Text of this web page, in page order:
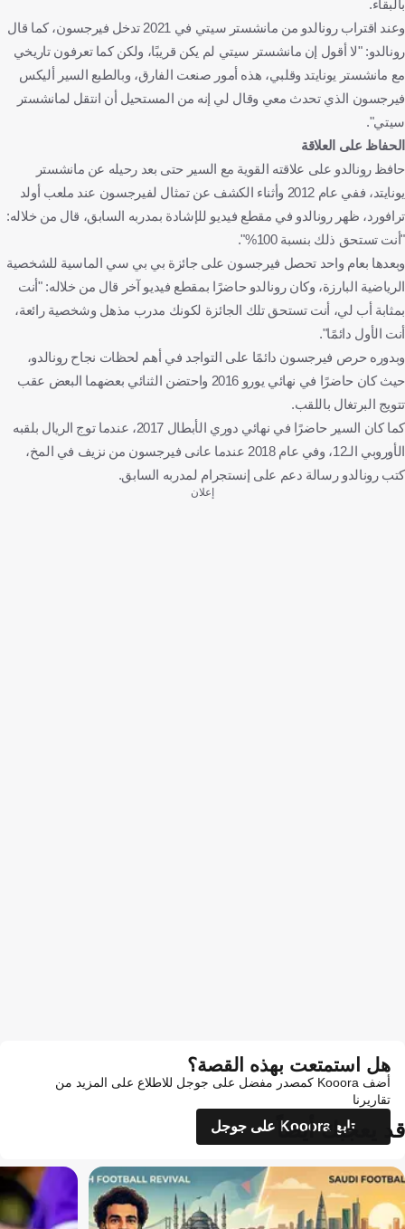
بالبقاء.
وعند اقتراب رونالدو من مانشستر سيتي في 2021 تدخل فيرجسون، كما قال
رونالدو: "لا أقول إن مانشستر سيتي لم يكن قريبًا، ولكن كما تعرفون تاريخي
مع مانشستر يونايتد وقلبي، هذه أمور صنعت الفارق، وبالطبع السير أليكس
فيرجسون الذي تحدث معي وقال لي إنه من المستحيل أن انتقل لمانشستر
سيتي".
الحفاظ على العلاقة
حافظ رونالدو على علاقته القوية مع السير حتى بعد رحيله عن مانشستر
يونايتد، ففي عام 2012 وأثناء الكشف عن تمثال لفيرجسون عند ملعب أولد
ترافورد، ظهر رونالدو في مقطع فيديو للإشادة بمدربه السابق، قال من خلاله:
"أنت تستحق ذلك بنسبة 100%".
وبعدها بعام واحد تحصل فيرجسون على جائزة بي بي سي الماسية للشخصية
الرياضية البارزة، وكان رونالدو حاضرًا بمقطع فيديو آخر قال من خلاله: "أنت
بمثابة أب لي، أنت تستحق تلك الجائزة لكونك مدرب مذهل وشخصية رائعة،
أنت الأول دائمًا".
وبدوره حرص فيرجسون دائمًا على التواجد في أهم لحظات نجاح رونالدو،
حيث كان حاضرًا في نهائي يورو 2016 واحتضن الثنائي بعضهما البعض عقب
تتويج البرتغال باللقب.
كما كان السير حاضرًا في نهائي دوري الأبطال 2017، عندما توج الريال بلقبه
الأوروبي الـ12، وفي عام 2018 عندما عانى فيرجسون من نزيف في المخ،
كتب رونالدو رسالة دعم على إنستجرام لمدربه السابق.
إعلان
هل استمتعت بهذه القصة؟
أضف Kooora كمصدر مفضل على جوجل للاطلاع على المزيد من
تقاريرنا
تابع Kooora على جوجل
قد يعجبك أيضاً